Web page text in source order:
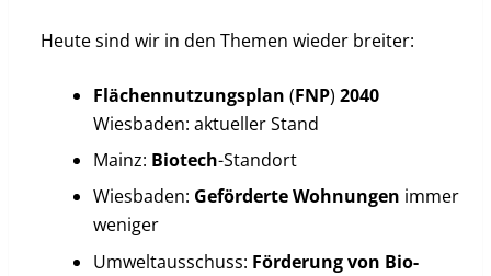
Heute sind wir in den Themen wieder breiter:
Flächennutzungsplan (FNP) 2040
Wiesbaden: aktueller Stand
Mainz: Biotech-Standort
Wiesbaden: GeförderteWohnungen immer
weniger
Umweltausschuss: Förderung von Bio-